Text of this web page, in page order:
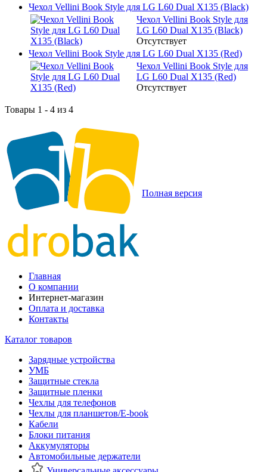
Чехол Vellini Book Style для LG L60 Dual X135 (Black)
Чехол Vellini Book Style для
LG L60 Dual X135 (Black)
Отсутствует
Чехол Vellini Book Style для LG L60 Dual X135 (Red)
Чехол Vellini Book Style для
LG L60 Dual X135 (Red)
Отсутствует
Товары 1 - 4 из 4
Полная версия
Главная
О компании
Интернет-магазин
Оплата и доставка
Контакты
Каталог товаров
Зарядные устройства
УМБ
Защитные стекла
Защитные пленки
Чехлы для телефонов
Чехлы для планшетов/E-book
Кабели
Блоки питания
Аккумуляторы
Автомобильные держатели